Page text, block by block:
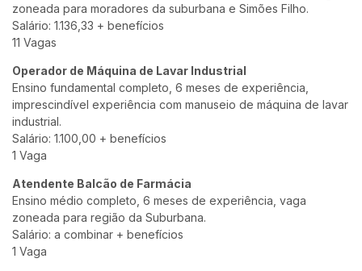
zoneada para moradores da suburbana e Simões Filho.
Salário: 1.136,33 + benefícios
11 Vagas
Operador de Máquina de Lavar Industrial
Ensino fundamental completo, 6 meses de experiência,
imprescindível experiência com manuseio de máquina de lavar
industrial.
Salário: 1.100,00 + benefícios
1 Vaga
Atendente Balcão de Farmácia
Ensino médio completo, 6 meses de experiência, vaga
zoneada para região da Suburbana.
Salário: a combinar + benefícios
1 Vaga